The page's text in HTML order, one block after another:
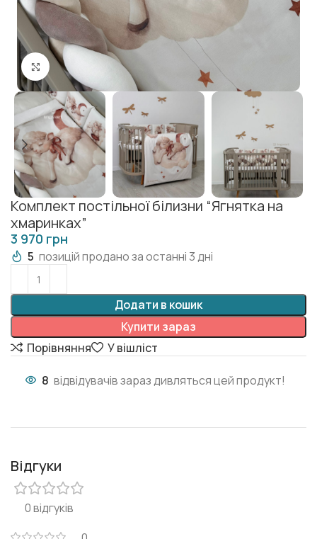
Клацніть, щоб збільшити
Комплект постільної білизни “Ягнятка на
хмаринках”
грн
5 позицій продано за останні 3 дні
Додати в кошик
Купити зараз
Порівняння
У вішліст
8 відвідувачів зараз дивляться цей продукт!
Відгуки
0 відгуків